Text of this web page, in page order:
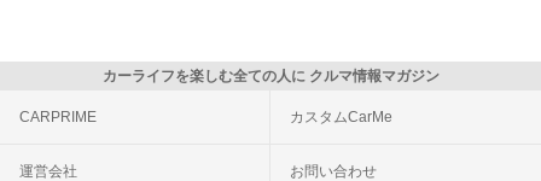
カーライフを楽しむ全ての人に クルマ情報マガジン
CARPRIME カスタムCarMe
運営会社 お問い合わせ